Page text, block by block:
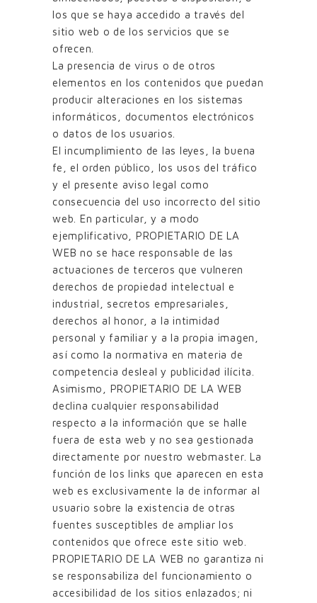
los que se haya accedido a través del
sitio web o de los servicios que se
ofrecen.
La presencia de virus o de otros
elementos en los contenidos que puedan
producir alteraciones en los sistemas
informáticos, documentos electrónicos
o datos de los usuarios.
El incumplimiento de las leyes, la buena
fe, el orden público, los usos del tráfico
y el presente aviso legal como
consecuencia del uso incorrecto del sitio
web. En particular, y a modo
ejemplificativo, PROPIETARIO DE LA
WEB no se hace responsable de las
actuaciones de terceros que vulneren
derechos de propiedad intelectual e
industrial, secretos empresariales,
derechos al honor, a la intimidad
personal y familiar y a la propia imagen,
así como la normativa en materia de
competencia desleal y publicidad ilícita.
Asimismo, PROPIETARIO DE LA WEB
declina cualquier responsabilidad
respecto a la información que se halle
fuera de esta web y no sea gestionada
directamente por nuestro webmaster. La
función de los links que aparecen en esta
web es exclusivamente la de informar al
usuario sobre la existencia de otras
fuentes susceptibles de ampliar los
contenidos que ofrece este sitio web.
PROPIETARIO DE LA WEB no garantiza ni
se responsabiliza del funcionamiento o
accesibilidad de los sitios enlazados; ni